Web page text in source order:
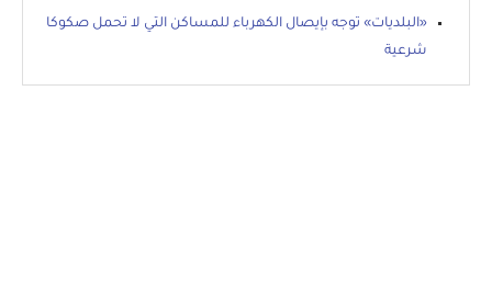
«البلديات» توجه بإيصال الكهرباء للمساكن التي لا تحمل صكوكا
شرعية